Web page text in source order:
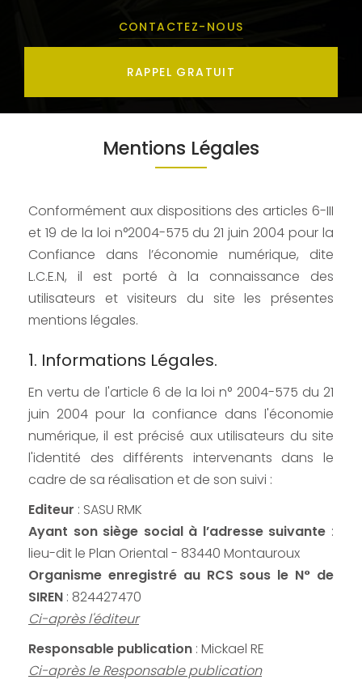
CONTACTEZ- NOUS
RAPPEL GRATUIT
Mentions Légales
Conformément aux dispositions des articles 6-III
et 19 de la loi n°2004-575 du 21 juin 2004 pour la
Confiance dans l’économie numérique, dite
L.C.E.N, il est porté à la connaissance des
utilisateurs et visiteurs du site les présentes
mentions légales.
1. Informations Légales.
En vertu de l'article 6 de la loi n° 2004-575 du 21
juin 2004 pour la confiance dans l'économie
numérique, il est précisé aux utilisateurs du site
l'identité des différents intervenants dans le
cadre de sa réalisation et de son suivi :
Editeur : SASU RMK
Ayant son siège social à l’adresse suivante :
lieu-dit le Plan Oriental - 83440 Montauroux
Organisme enregistré au RCS sous le N° de
SIREN : 824427470
Ci-après l'éditeur
Responsable publication : Mickael RE
Ci-après le Responsable publication